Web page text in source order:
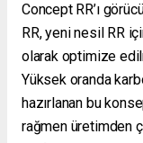
Concept RR’ı
RR, yeni nesil RR
olarak optimize
Yüksek oranda
hazırlanan bu
rağmen üretimden